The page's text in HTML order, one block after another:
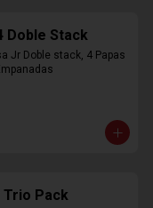
Doble Stack
Jr Doble stack, 4 Papas
Pack